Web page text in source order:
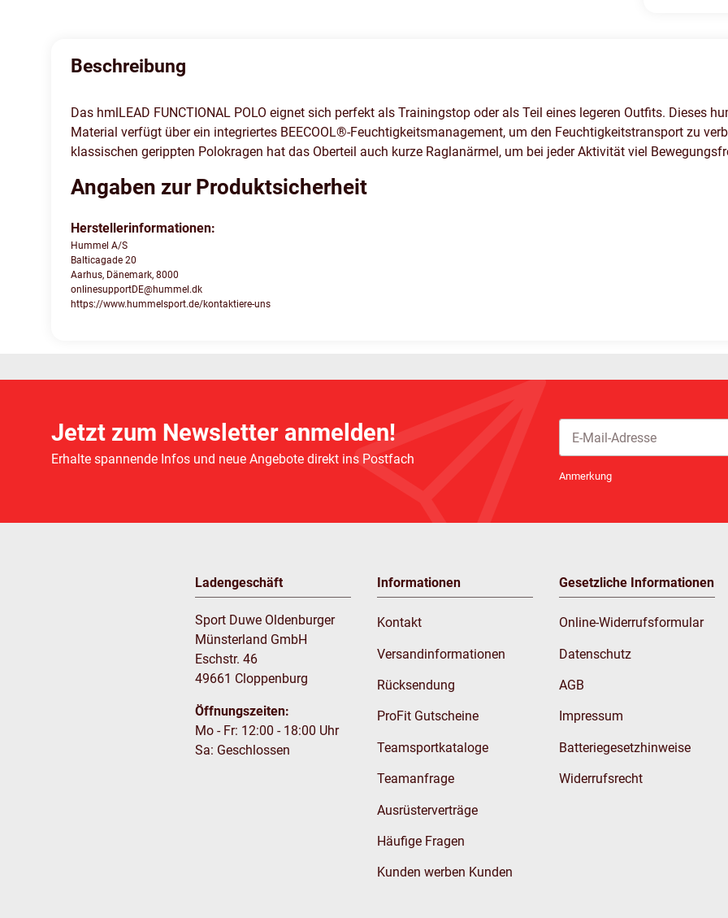
Beschreibung
Das hmlLEAD FUNCTIONAL POLO eignet sich perfekt als Trainingstop oder als Teil eines legeren Outfits. Dieses
Material verfügt über ein integriertes BEECOOL®-Feuchtigkeitsmanagement, um den Feuchtigkeitstransport zu
klassischen gerippten Polokragen hat das Oberteil auch kurze Raglanärmel, um bei jeder Aktivität viel
Angaben zur Produktsicherheit
Herstellerinformationen:
Hummel A/S
Balticagade 20
Aarhus, Dänemark, 8000
onlinesupportDE@hummel.dk
https://www.hummelsport.de/kontaktiere-uns
Jetzt zum Newsletter anmelden!
Erhalte spannende Infos und neue Angebote direkt ins Postfach
Anmerkung
Ladengeschäft
Sport Duwe Oldenburger
Münsterland GmbH
Eschstr. 46
49661 Cloppenburg
Öffnungszeiten:
Mo - Fr: 12:00 - 18:00 Uhr
Sa: Geschlossen
Informationen
Kontakt
Versandinformationen
Rücksendung
ProFit Gutscheine
Teamsportkataloge
Teamanfrage
Ausrüsterverträge
Häufige Fragen
Kunden werben Kunden
Gesetzliche Informationen
Online-Widerrufsformular
Datenschutz
AGB
Impressum
Batteriegesetzhinweise
Widerrufsrecht